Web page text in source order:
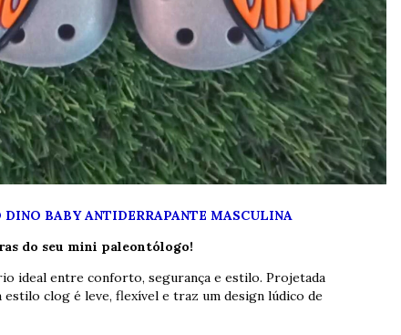
BABY ANTIDERRAPANTE MASCULINA
do seu mini paleontólogo!
ideal entre conforto, segurança e estilo. Projetada
estilo clog é leve, flexível e traz um design lúdico de